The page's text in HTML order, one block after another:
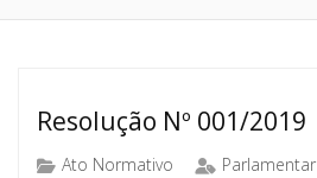
Resolução Nº 001/2019
Ato Normativo Parlamentar